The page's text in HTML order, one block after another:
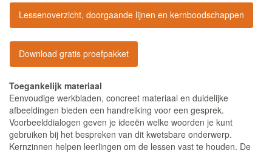
Lessenoverzicht, doorgaande lijnen en kernboodschappen
Download gratis proefpakket
Toegankelijk materiaal
Eenvoudige werkbladen, concreet materiaal en duidelijke
afbeeldingen bieden een handreiking voor een gesprek.
Voorbeelddialogen geven je ideeën welke woorden je kunt
gebruiken bij het bespreken van dit kwetsbare onderwerp.
Kernzinnen helpen leerlingen om de lessen vast te houden. De